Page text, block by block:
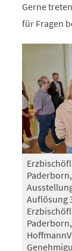
Gerne
für Fragen
Auflösung